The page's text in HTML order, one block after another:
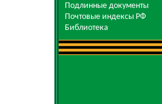
Подлинные документы
Почтовые индексы РФ
Библиотека